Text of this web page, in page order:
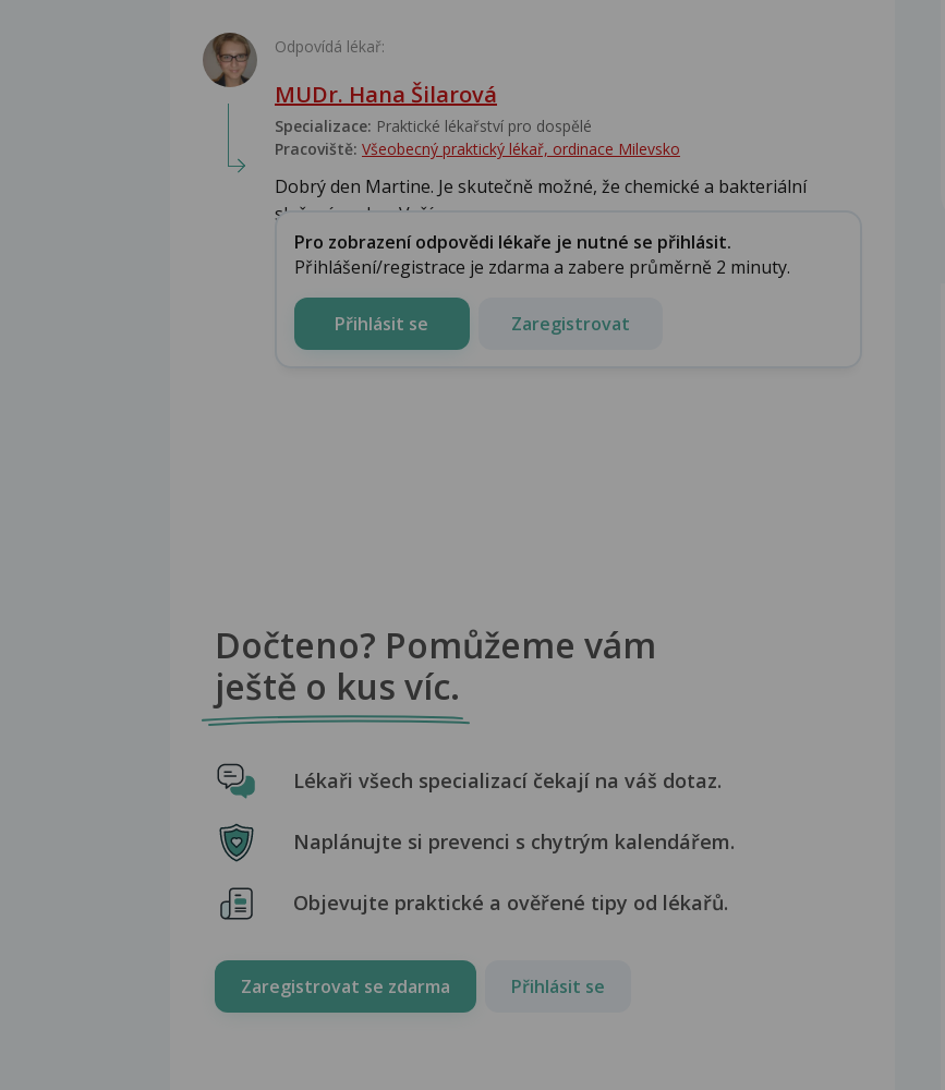
Odpovídá lékař:
MUDr. Hana Šilarová
Specializace: Praktické lékařství pro dospělé
Pracoviště: Všeobecný praktický lékař, ordinace Milevsko
Dobrý den Martine. Je skutečně možné, že chemické a bakteriální
složení pochvy Vaší nov...
Pro zobrazení odpovědi lékaře je nutné se přihlásit.
Přihlášení/registrace je zdarma a zabere průměrně 2 minuty.
Přihlásit se Zaregistrovat
Dočteno? Pomůžeme vám
ještě o kus víc.
Lékaři všech specializací čekají na váš dotaz.
Naplánujte si prevenci s chytrým kalendářem.
Objevujte praktické a ověřené tipy od lékařů.
Zaregistrovat se zdarma Přihlásit se